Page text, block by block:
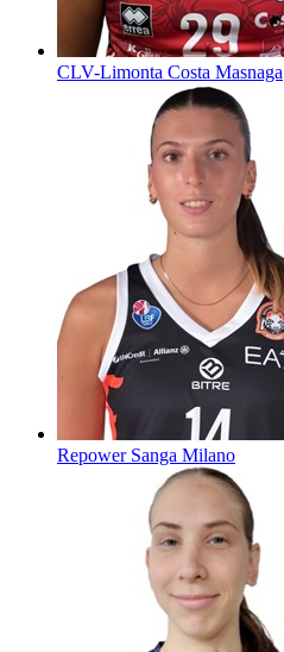
CLV-Limonta Costa Masnaga
Repower Sanga Milano